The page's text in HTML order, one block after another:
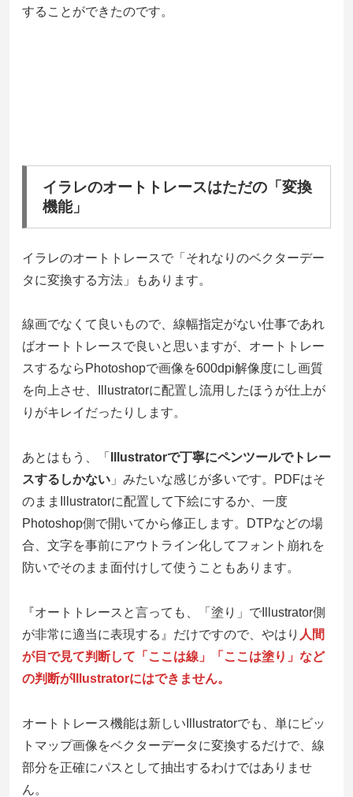
することができたのです。
イラレのオートトレースはただの「変換
機能」
イラレのオートトレースで「それなりのベクターデー
タに変換する方法」もあります。
線画でなくて良いもので、線幅指定がない仕事であれ
ばオートトレースで良いと思いますが、 オートトレー
スするならPhotoshopで画像を600dpi解像度にし画質
を向上させ、Illustratorに配置し流用したほうが仕上が
りがキレイ だったりします。
あとはもう、「
Illustratorで丁寧にペンツールでトレー
スするしかない 」みたいな感じが多いです。PDFはそ
のままIllustratorに配置して下絵にするか、一度
Photoshop側で開いてから修正します。DTPなどの場
合、文字を事前にアウトライン化してフォント崩れを
防いでそのまま面付けして使うこともあります。
『オートトレースと言っても、「塗り」でIllustrator側
が非常に適当に表現する』だけですので、やはり 人間
が目で見て判断して「ここは線」「ここは塗り」など
の判断がIllustratorにはできません。
オートトレース機能は新しいIllustratorでも、単にビッ
トマップ画像をベクターデータに変換するだけで、線
部分を正確にパスとして抽出するわけではありませ
ん。